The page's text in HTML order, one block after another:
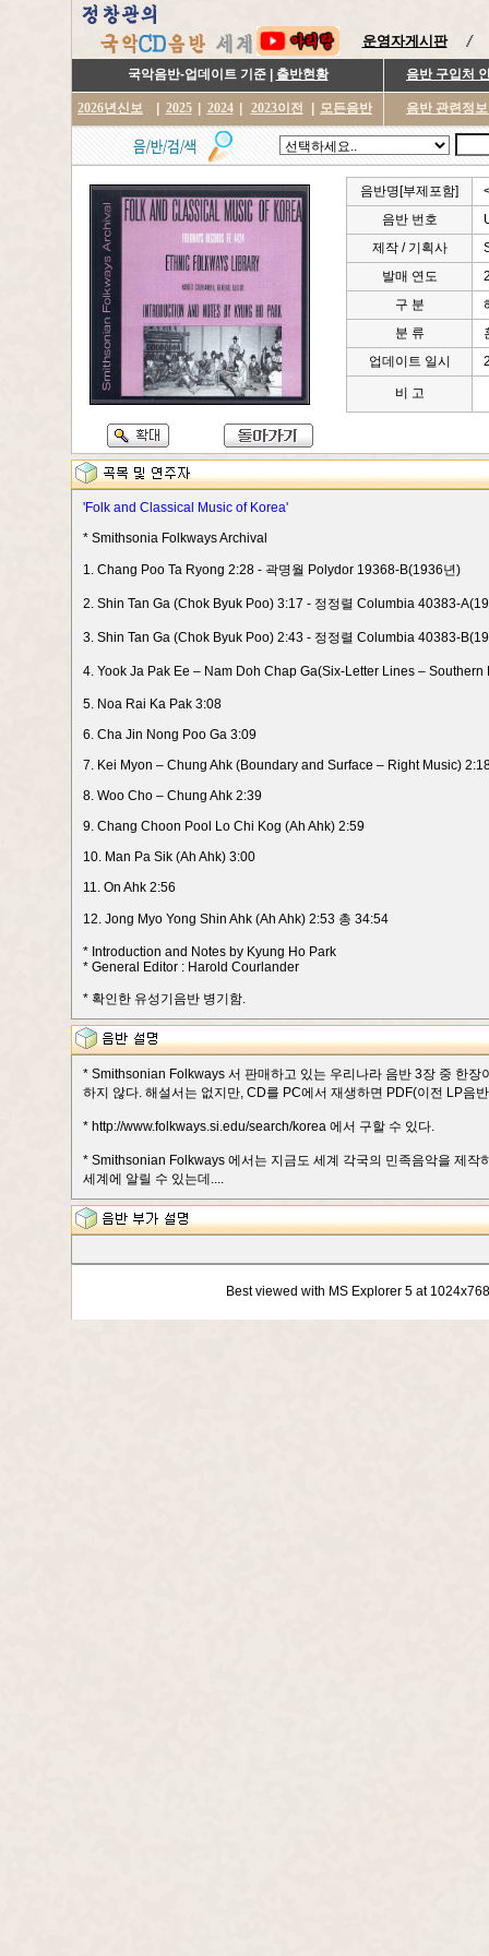
운영자게시판
국악음반-업데이트 기준 | 출반현황 음반 구입처
2026년신보 2025 2024 2023이전 모든음반 음반 관련정
음반명[부제포함]
음반 번호
제작 / 기획사
발매 연도
구 분
분 류
업데이트 일시
비 고
'Folk and Classical Music of Korea'
* Smithsonia Folkways Archival
1. Chang Poo Ta Ryong 2:28 - 곽명월 Polydor 19368-B(1936년)
2. Shin Tan Ga (Chok Byuk Poo) 3:17 - 정정렬 Columbia 40383-
3. Shin Tan Ga (Chok Byuk Poo) 2:43 - 정정렬 Columbia 40383-
4. Yook Ja Pak Ee – Nam Doh Chap Ga(Six-Letter Lines –
5. Noa Rai Ka Pak 3:08
6. Cha Jin Nong Poo Ga 3:09
7. Kei Myon – Chung Ahk (Boundary and Surface – Right Music)
8. Woo Cho – Chung Ahk 2:39
9. Chang Choon Pool Lo Chi Kog (Ah Ahk) 2:59
10. Man Pa Sik (Ah Ahk) 3:00
11. On Ahk 2:56
12. Jong Myo Yong Shin Ahk (Ah Ahk) 2:53 총 34:54
* Introduction and Notes by Kyung Ho Park
* General Editor : Harold Courlander
* 확인한 유성기음반 병기함.
* Smithsonian Folkways 서 판매하고 있는 우리나라 음반 3장 중 한
하지 않다. 해설서는 없지만, CD를 PC에서 재생하면 PDF(이전 LP음
* http://www.folkways.si.edu/search/korea 에서 구할 수 있다.
* Smithsonian Folkways 에서는 지금도 세계 각국의 민족음악을 제
세계에 알릴 수 있는데....
Best viewed with MS Explorer 5 at